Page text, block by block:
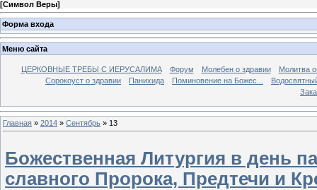
[Символ Веры]
Форма входа
Меню сайта
ЦЕРКОВНЫЕ ТРЕБЫ С ИЕРУСАЛИМА Форум Молебен о здравии
Молитва
Сорокоуст о здравии
Панихида Поминовение на Божес...
Главная » 2014 » Сентябрь » 13
Божественная Литургия в день
славного Пророка, Предтечи и